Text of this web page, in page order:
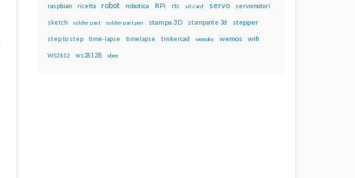
raspbian ricetta robot robotica RPi rtc sd card servo servomotori
sketch solder past solder past pen stampa 3D stampante 3d stepper
step to step time-lapse timelapse tinkercad wemake wemos wifi
WS2812 ws2812B xbee